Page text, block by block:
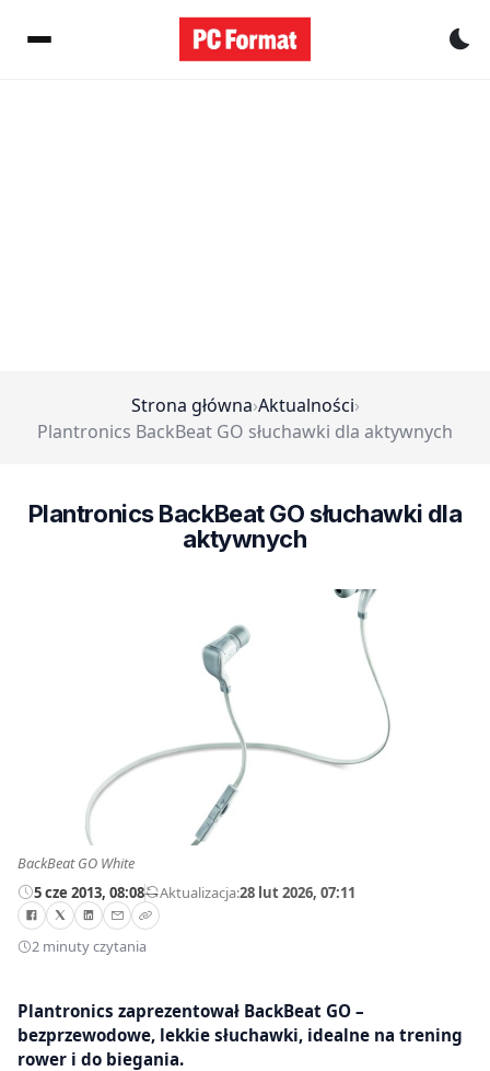
Strona główna›Aktualności›
Plantronics BackBeat GO słuchawki dla aktywnych
Plantronics BackBeat GO słuchawki dla
aktywnych
BackBeat GO White
5 cze 2013, 08:08—Aktualizacja:28 lut 2026, 07:11
2 minuty czytania
Plantronics zaprezentował BackBeat GO –
bezprzewodowe, lekkie słuchawki, idealne na trening
rower i do biegania.